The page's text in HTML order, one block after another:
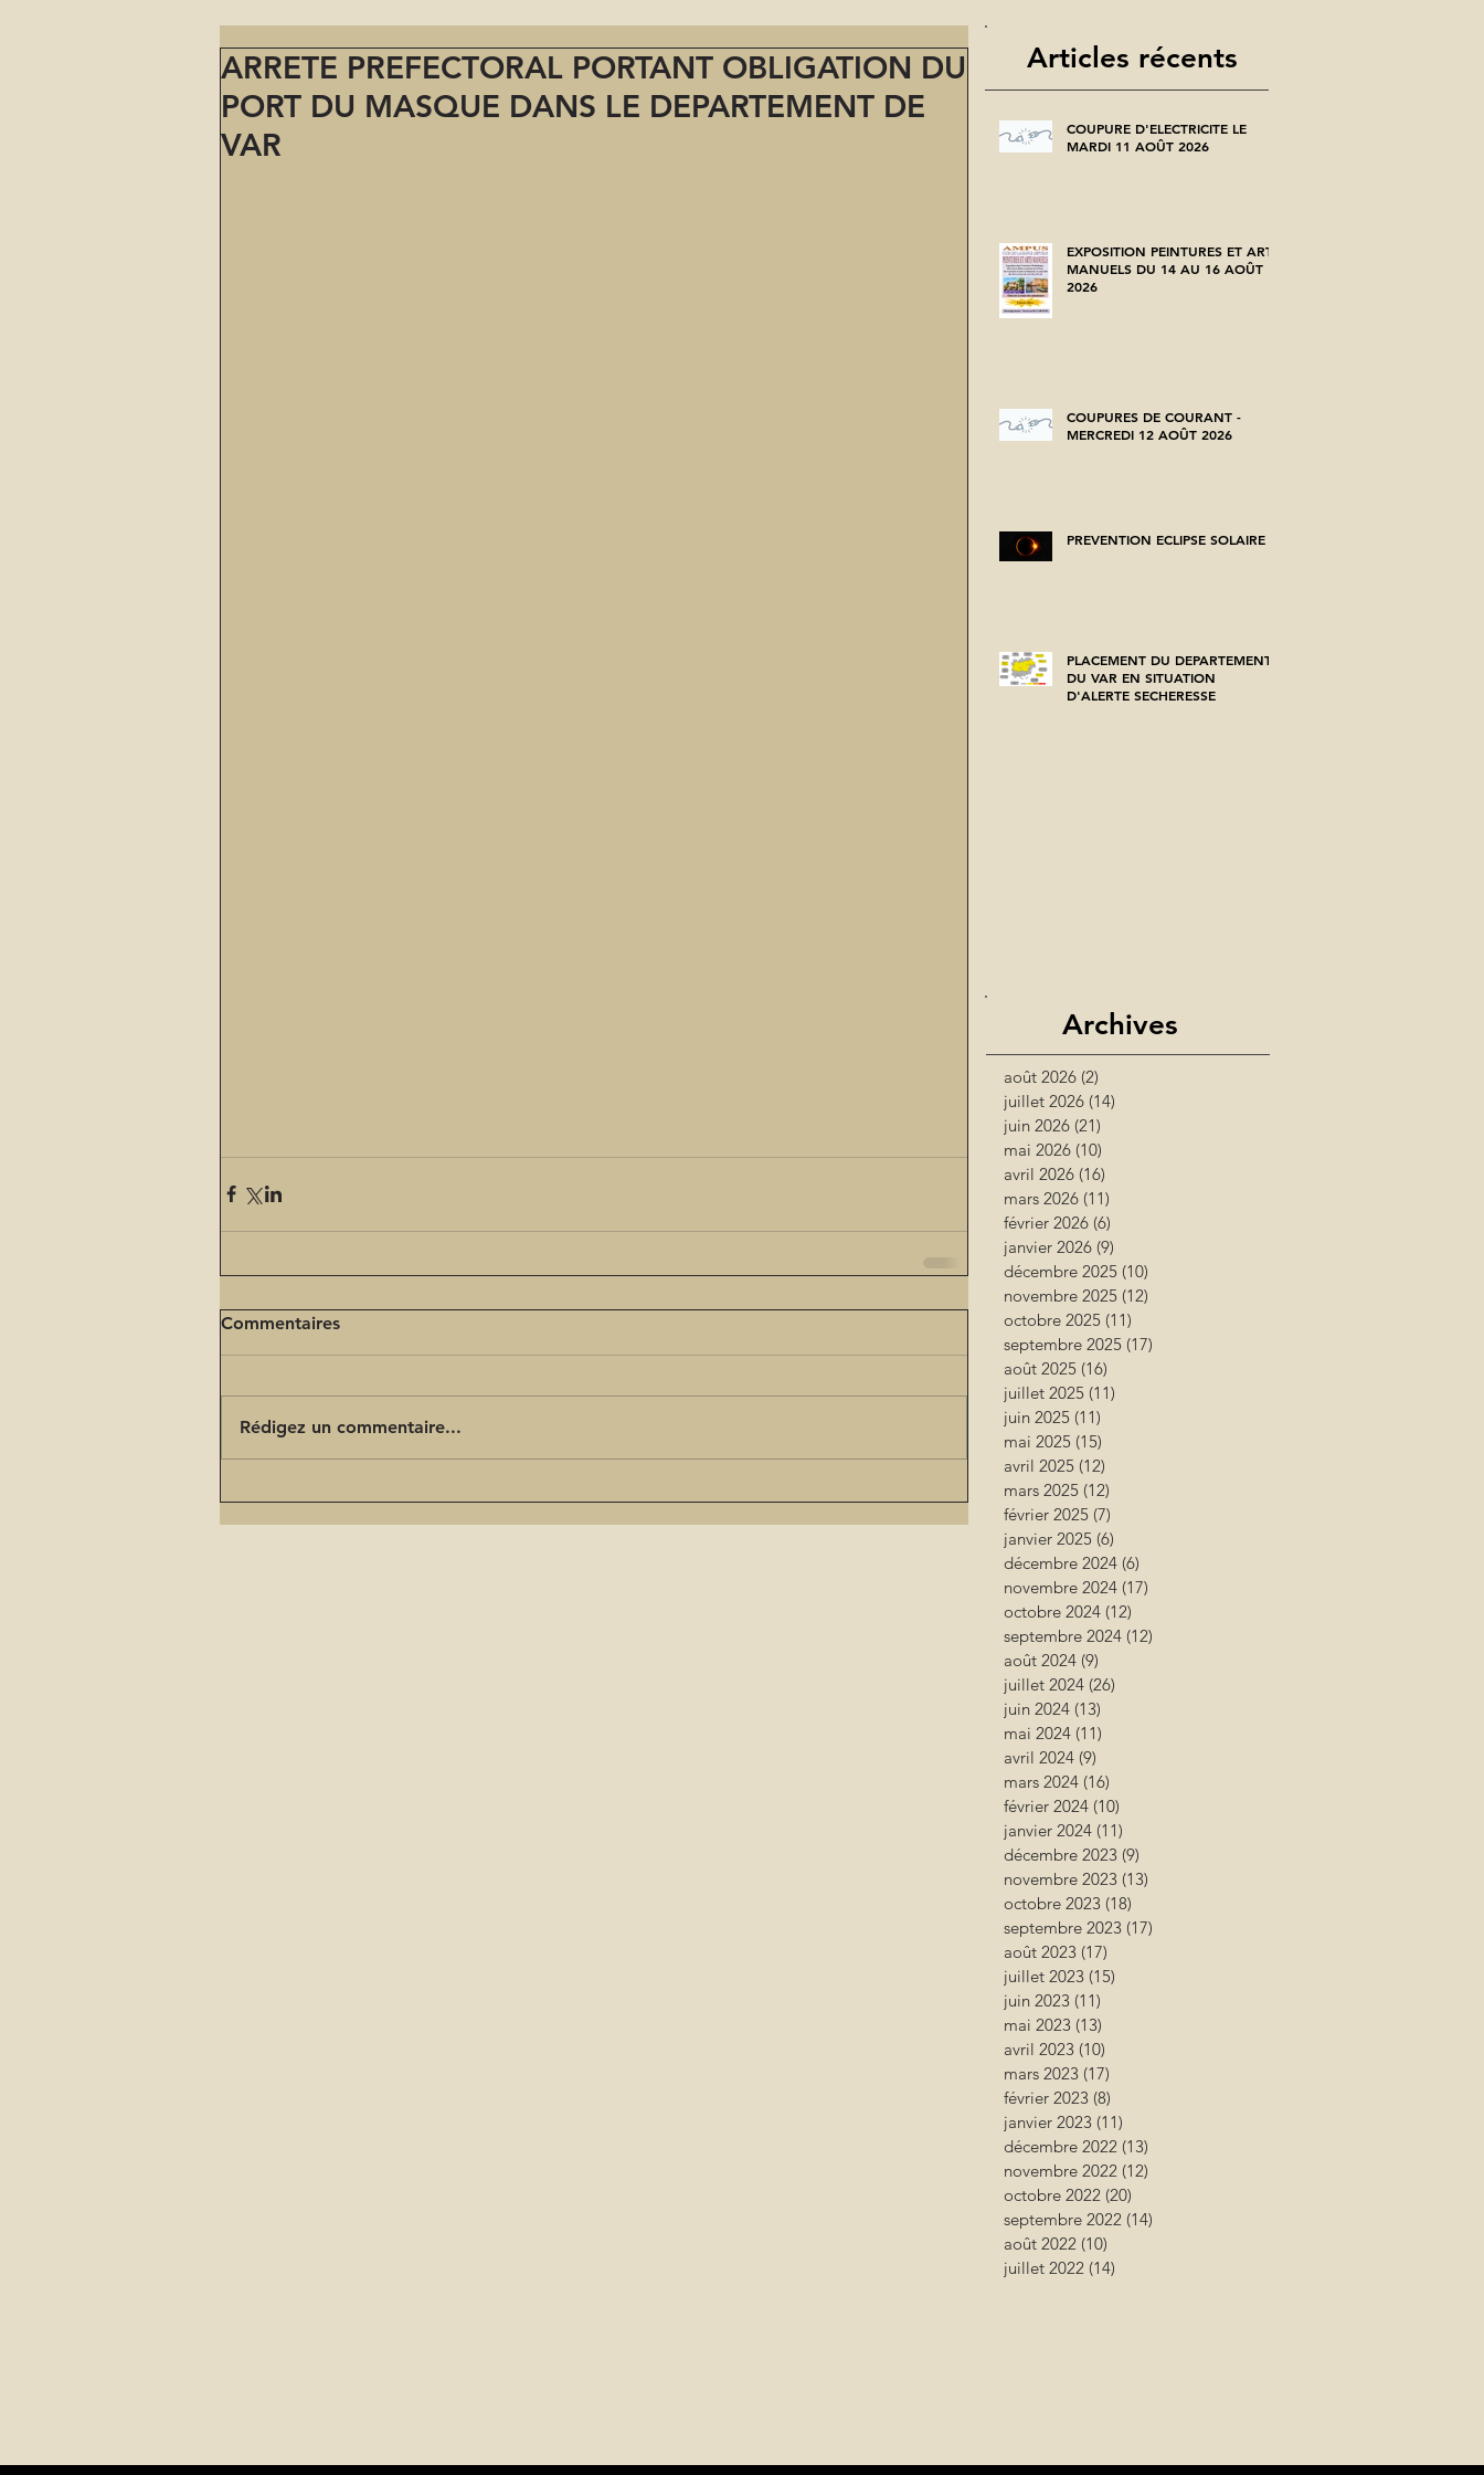
ARRETE PREFECTORAL PORTANT OBLIGATION DU
PORT DU MASQUE DANS LE DEPARTEMENT DE
VAR
Commentaires
Rédigez un commentaire...
Articles récents
COUPURE D'ELECTRICITE LE
MARDI 11 AOÛT 2026
EXPOSITION PEINTURES ET ARTS
MANUELS DU 14 AU 16 AOÛT
2026
COUPURES DE COURANT -
MERCREDI 12 AOÛT 2026
PREVENTION ECLIPSE SOLAIRE
PLACEMENT DU DEPARTEMENT
DU VAR EN SITUATION
D'ALERTE SECHERESSE
Archives
août 2026 (2)
juillet 2026 (14)
juin 2026 (21)
mai 2026 (10)
avril 2026 (16)
mars 2026 (11)
février 2026 (6)
janvier 2026 (9)
décembre 2025 (10)
novembre 2025 (12)
octobre 2025 (11)
septembre 2025 (17)
août 2025 (16)
juillet 2025 (11)
juin 2025 (11)
mai 2025 (15)
avril 2025 (12)
mars 2025 (12)
février 2025 (7)
janvier 2025 (6)
décembre 2024 (6)
novembre 2024 (17)
octobre 2024 (12)
septembre 2024 (12)
août 2024 (9)
juillet 2024 (26)
juin 2024 (13)
mai 2024 (11)
avril 2024 (9)
mars 2024 (16)
février 2024 (10)
janvier 2024 (11)
décembre 2023 (9)
novembre 2023 (13)
octobre 2023 (18)
septembre 2023 (17)
août 2023 (17)
juillet 2023 (15)
juin 2023 (11)
mai 2023 (13)
avril 2023 (10)
mars 2023 (17)
février 2023 (8)
janvier 2023 (11)
décembre 2022 (13)
novembre 2022 (12)
octobre 2022 (20)
septembre 2022 (14)
août 2022 (10)
juillet 2022 (14)